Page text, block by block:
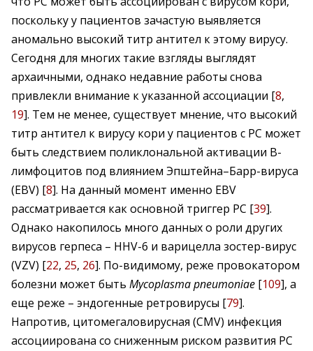
поскольку у пациентов зачастую выявляется
аномально высокий титр антител к этому вирусу.
Сегодня для многих такие взгляды выглядят
архаичными, однако недавние работы снова
привлекли внимание к указанной ассоциации [8,
19]. Тем не менее, существует мнение, что высокий
титр антител к вирусу кори у пациентов с РС может
быть следствием поликлональной активации В-
лимфоцитов под влиянием Эпштейна–Барр-вируса
(EBV) [8]. На данный момент именно EBV
рассматривается как основной триггер РС [39].
Однако накопилось много данных о роли других
вирусов герпеса – HHV-6 и варицелла зостер-вирус
(VZV) [22, 25, 26]. По-видимому, реже провокатором
болезни может быть Mycoplasma pneumoniae [109], а
еще реже – эндогенные ретровирусы [79].
Напротив, цитомегаловирусная (СMV) инфекция
ассоциирована со сниженным риском развития РС